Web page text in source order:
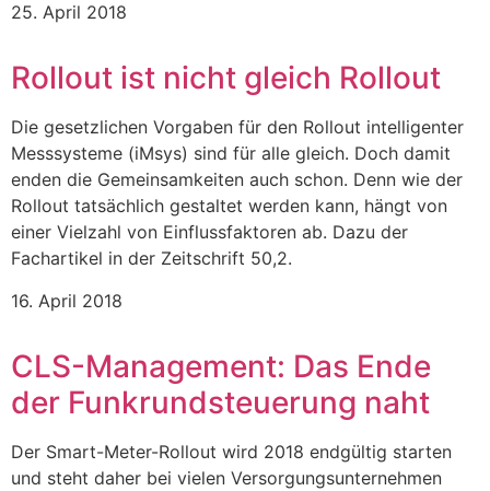
25. April 2018
Rollout ist nicht gleich Rollout
Die gesetzlichen Vorgaben für den Rollout intelligenter
Messsysteme (iMsys) sind für alle gleich. Doch damit
enden die Gemeinsamkeiten auch schon. Denn wie der
Rollout tatsächlich gestaltet werden kann, hängt von
einer Vielzahl von Einflussfaktoren ab. Dazu der
Fachartikel in der Zeitschrift 50,2.
16. April 2018
CLS-Management: Das Ende
der Funkrundsteuerung naht
Der Smart-Meter-Rollout wird 2018 endgültig starten
und steht daher bei vielen Versorgungsunternehmen